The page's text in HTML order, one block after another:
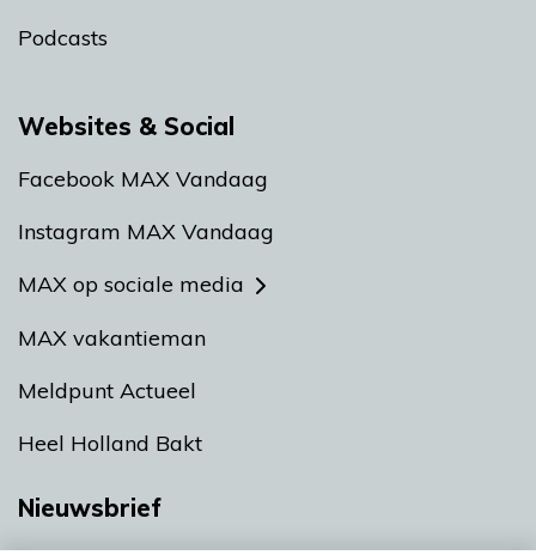
Podcasts
Websites & Social
Facebook MAX Vandaag
Instagram MAX Vandaag
MAX op sociale media
MAX vakantieman
Meldpunt Actueel
Heel Holland Bakt
Nieuwsbrief